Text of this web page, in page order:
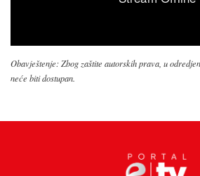
Obavještenje: Zbog zaštite autorskih prava, u
neće biti dostupan.